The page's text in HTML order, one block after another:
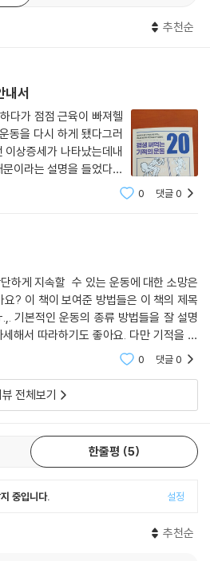
더 마음먹고 시도할 수 있는 ‘부스터 운
자에 앉아서 할 수 있는 간단한 동작들이
타일 운동과 같은 동작이어도 난이도를 좀
변형 동작과 이름 그대로 몸의 부스터를
동작들로 구성되어 있다. 두 가지 운동법
좋다. 다시 한번 말하지만, 이 책은 운동
는다. 자신에게 맞는 적정량의 운동을 최
최고다!”
다공증, 우울증까지 만병을 예방해주는
별한 도구나 기구가 필요 없다. 특정 장소
한 기술이나 힘이 필요하지도 않다. 남녀
한 시간에 가볍게 운동할 수 있다. 본문은
동법을 소개하고, 누구나 혼자서 따라 할
상세한 설명으로 짜임새 있게 구성했다.
가 있는지, 제대로 하려면 어떤 디테일을
도를 높이려면 어떻게 해야 하는지까지
는 20가지 동작 중 단 한 동작이라도 꾸준
뇨는 물론이고 각종 암 질환, 뇌졸중, 골
장 이완하는 실용적인 방법을 소개하여
추천순
서
다가 점점 근육이 빠져헬
동을 다시 하게 됐다그러
상증세가 나타났는데내
이라는 설명을 들었다이
게 필요한 책이라기
0 댓글0
하게 지속할 수 있는 운동에 대한 소망은
의 제목
명
부족했던 것 같아요. 정말 몯ㄴ 운0 댓글0
전체보기
한줄평 5
중입니다. 설정
추천순